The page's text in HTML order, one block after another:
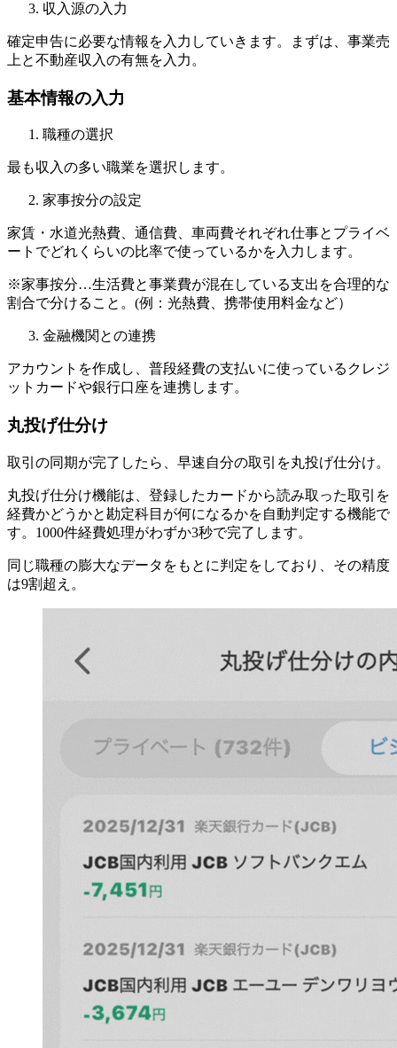
収入源の入力
確定申告に必要な情報を入力していきます。まずは、事業売
上と不動産収入の有無を入力。
基本情報の入力
職種の選択
最も収入の多い職業を選択します。
家事按分の設定
家賃・水道光熱費、通信費、車両費それぞれ仕事とプライベ
ートでどれくらいの比率で使っているかを入力します。
※家事按分…生活費と事業費が混在している支出を合理的な
割合で分けること。(例：光熱費、携帯使用料金など）
金融機関との連携
アカウントを作成し、普段経費の支払いに使っているクレジ
ットカードや銀行口座を連携します。
丸投げ仕分け
取引の同期が完了したら、早速自分の取引を丸投げ仕分け。
丸投げ仕分け機能は、登録したカードから読み取った取引を
経費かどうかと勘定科目が何になるかを自動判定する機能で
す。1000件経費処理がわずか3秒で完了します。
同じ職種の膨大なデータをもとに判定をしており、その精度
は9割超え。